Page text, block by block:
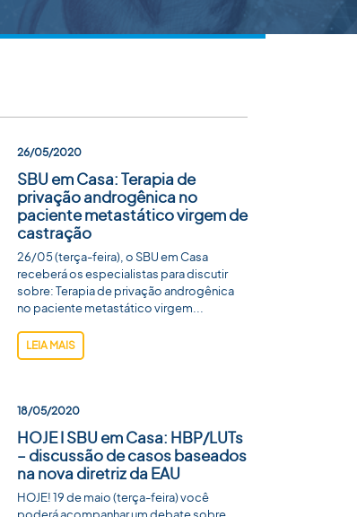
26/05/2020
SBU em Casa: Terapia de
privação androgênica no
paciente metastático virgem de
castração
26/05 (terça-feira), o SBU em Casa
receberá os especialistas para discutir
sobre: Terapia de privação androgênica
no paciente metastático virgem...
LEIA MAIS
18/05/2020
HOJE I SBU em Casa: HBP/LUTs
– discussão de casos baseados
na nova diretriz da EAU
HOJE! 19 de maio (terça-feira) você